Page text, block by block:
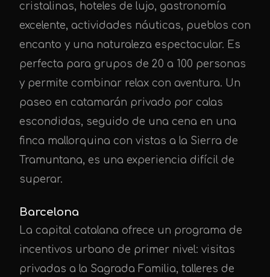
cristalinas, hoteles de lujo, gastronomía
excelente, actividades náuticas, pueblos con
encanto y una naturaleza espectacular. Es
perfecta para grupos de 20 a 100 personas
y permite combinar relax con aventura. Un
paseo en catamarán privado por calas
escondidas, seguido de una cena en una
finca mallorquina con vistas a la Sierra de
Tramuntana, es una experiencia difícil de
superar.
Barcelona
La capital catalana ofrece un programa de
incentivos urbano de primer nivel: visitas
privadas a la Sagrada Familia, talleres de